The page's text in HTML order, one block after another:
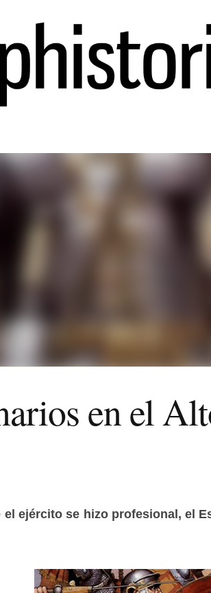
en el
el ejército se hizo profesional, el